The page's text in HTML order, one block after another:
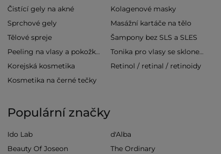
Čistící gely na akné
Kolagenové masky
Sprchové gely
Masážní kartáče na tělo
Tělové spreje
Šampony bez SLS a SLES
Peeling na vlasy a pokožku hlavy Tonika pro vlasy se sklonem k vypadávání
Korejská kosmetika
Retinol / retinal / retinoidy
Kosmetika na černé tečky
Populární značky
Ido Lab
d'Alba
Beauty Of Joseon
The Ordinary